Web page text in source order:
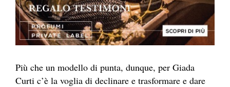
Più che un modello di punta, dunque, per Giada
Curti c’è la voglia di declinare e trasformare e dare